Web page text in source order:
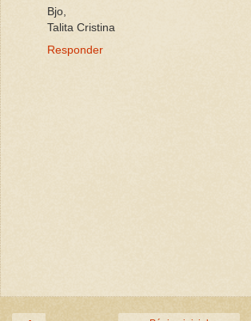
Bjo,
Talita Cristina
Responder